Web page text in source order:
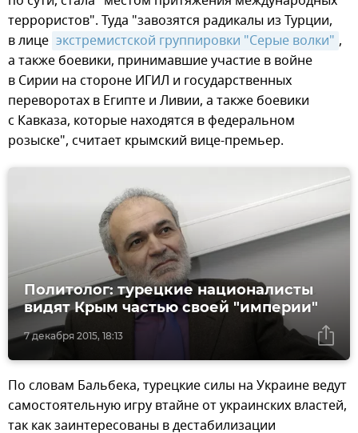
террористов". Туда "завозятся радикалы из Турции,
в лице экстремистской группировки "Серые волки" ,
а также боевики, принимавшие участие в войне
в Сирии на стороне ИГИЛ и государственных
переворотах в Египте и Ливии, а также боевики
с Кавказа, которые находятся в федеральном
розыске", считает крымский вице-премьер.
7 декабря 2015, 18:13
Политолог: турецкие националисты
видят Крым частью своей "империи"
По словам Бальбека, турецкие силы на Украине ведут
самостоятельную игру втайне от украинских властей,
так как заинтересованы в дестабилизации